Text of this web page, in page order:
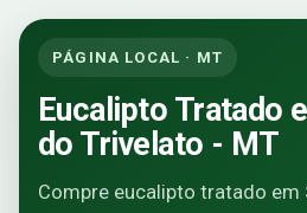
PÁGINA LOCAL · MT
Eucalipto Tratado
do Trivelato - MT
Compre eucalipto tratado em